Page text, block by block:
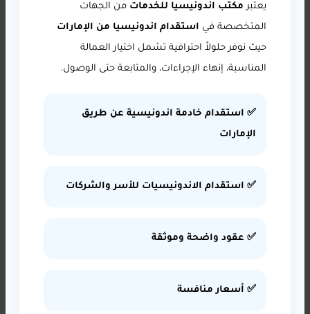
يعتبر مكتب اندونيسيا للخدمات من الجهات
المتخصصة في استقدام اندونيسيا من الإمارات
حيث نوفر حلولاً احترافية تشمل اختيار العمالة
المناسبة، إنهاء الإجراءات، والمتابعة حتى الوصول.
✅ استقدام خادمة اندونيسية عن طريق
الإمارات
✅ استقدام الاندونيسيات للأسر والشركات
✅ عقود واضحة وموثقة
✅ أسعار منافسة